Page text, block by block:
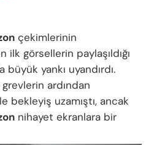
çekimlerinin
ilk görsellerin paylaşıldığı
yankı uyandırdı.
ardından
bekleyiş uzamıştı, ancak
nihayet ekranlara bir